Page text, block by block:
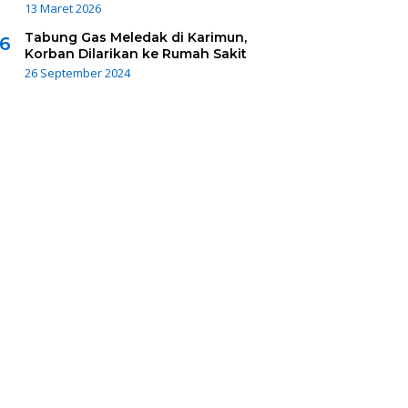
13 Maret 2026
Tabung Gas Meledak di Karimun,
Korban Dilarikan ke Rumah Sakit
26 September 2024